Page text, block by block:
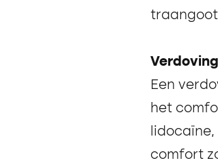
traangoot
Verdoving
Een
het
comfort